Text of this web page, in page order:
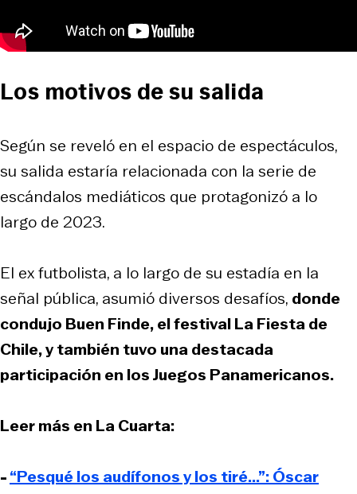
Los motivos de su salida
Según se reveló en el espacio de espectáculos,
su salida estaría relacionada con la serie de
escándalos mediáticos que protagonizó a lo
largo de 2023.
El ex futbolista, a lo largo de su estadía en la
señal pública, asumió diversos desafíos, donde
condujo Buen Finde, el festival La Fiesta de
Chile, y también tuvo una destacada
participación en los Juegos Panamericanos.
Leer más en La Cuarta:
-“Pesqué los audífonos y los tiré...”: Óscar